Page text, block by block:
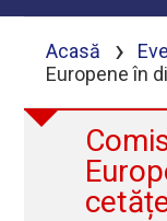
Acasă ›
Europene în